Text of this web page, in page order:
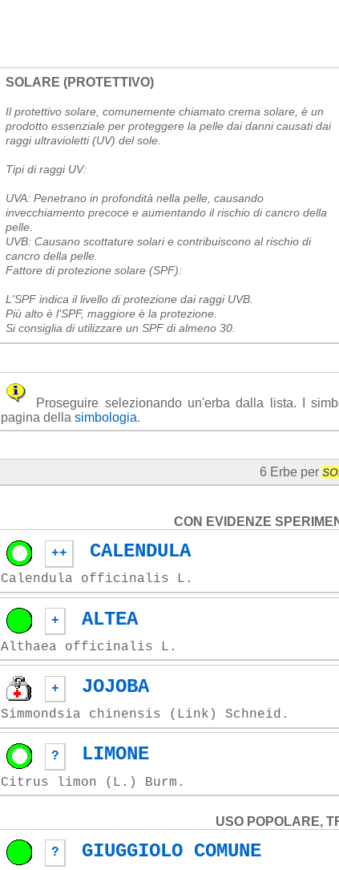
SOLARE (PROTETTIVO)
Il protettivo solare, comunemente chiamato crema solare, è un
prodotto essenziale per proteggere la pelle dai danni causati dai
raggi ultravioletti (UV) del sole.
Tipi di raggi UV:
UVA: Penetrano in profondità nella pelle, causando
invecchiamento precoce e aumentando il rischio di cancro della
pelle.
UVB: Causano scottature solari e contribuiscono al rischio di
cancro della pelle.
Fattore di protezione solare (SPF):
L'SPF indica il livello di protezione dai raggi UVB.
Più alto è l'SPF, maggiore è la protezione.
Si consiglia di utilizzare un SPF di almeno 30.
Proseguire selezionando un'erba dalla lista. I
pagina dellasimbologia.
6 Erbe per
CON EVIDENZE
++ CALENDULA
Calendula officinalis L.
+ ALTEA
Althaea officinalis L.
+ JOJOBA
Simmondsia chinensis (Link) Schneid.
? LIMONE
Citrus limon (L.) Burm.
USO POPOLARE,
? GIUGGIOLO COMUNE